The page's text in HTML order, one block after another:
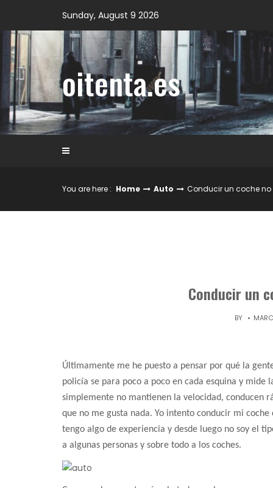
content
Sunday, August 9 2026
oitenta.es
You are here : Home Auto Conducir un coche
Conducir un
BY
Últimamente me he puesto a pensar por qué la
policía se para poco a poco en cada esquina y
simplemente no mantienen la velocidad, conducen
que no me gusta nada. Yo intento conducir mi
tengo algo de experiencia y desde luego no soy el
a algunas personas y sobre todo a los coches.